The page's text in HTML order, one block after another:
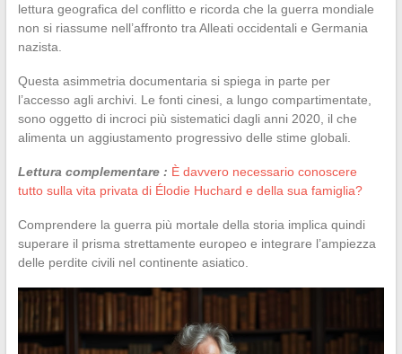
lettura geografica del conflitto e ricorda che la guerra mondiale
non si riassume nell’affronto tra Alleati occidentali e Germania
nazista.
Questa asimmetria documentaria si spiega in parte per
l’accesso agli archivi. Le fonti cinesi, a lungo compartimentate,
sono oggetto di incroci più sistematici dagli anni 2020, il che
alimenta un aggiustamento progressivo delle stime globali.
Lettura complementare : È davvero necessario conoscere
tutto sulla vita privata di Élodie Huchard e della sua famiglia?
Comprendere la guerra più mortale della storia implica quindi
superare il prisma strettamente europeo e integrare l’ampiezza
delle perdite civili nel continente asiatico.